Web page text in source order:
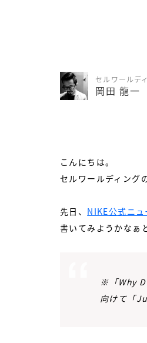
セルワールデ
岡田 龍一
こんにちは。
セルワールディング
先日、 NIKE公式ニュ
書いてみようかなぁ
※「Why
向けて「